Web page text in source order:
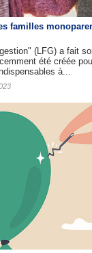
familles
(LFG) a fait
été créée
à...